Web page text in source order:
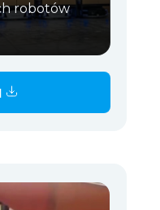
robotów